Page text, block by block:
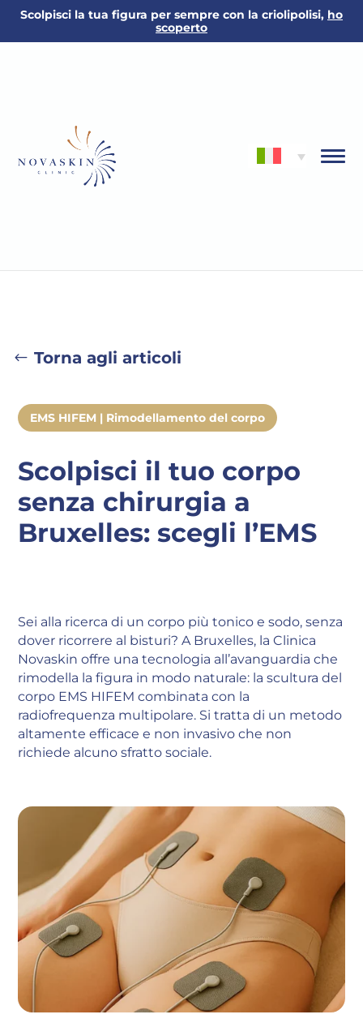
Scolpisci la tua figura per sempre con la criolipolisi, ho
scoperto
Torna agli articoli
EMS HIFEM | Rimodellamento del corpo
Scolpisci il tuo corpo
senza chirurgia a
Bruxelles: scegli l’EMS
Sei alla ricerca di un corpo più tonico e sodo, senza
dover ricorrere al bisturi? A Bruxelles, la Clinica
Novaskin offre una tecnologia all’avanguardia che
rimodella la figura in modo naturale: la scultura del
corpo EMS HIFEM combinata con la
radiofrequenza multipolare. Si tratta di un metodo
altamente efficace e non invasivo che non
richiede alcuno sfratto sociale.